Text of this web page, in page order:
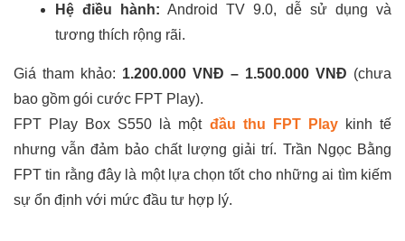
Hệ điều hành: Android TV 9.0, dễ sử dụng và
tương thích rộng rãi.
Giá tham khảo: 1.200.000 VNĐ – 1.500.000 VNĐ (chưa
bao gồm gói cước FPT Play).
FPT Play Box S550 là một đầu thu FPT Playkinh tế
nhưng vẫn đảm bảo chất lượng giải trí. Trần Ngọc Bằng
FPT tin rằng đây là một lựa chọn tốt cho những ai tìm kiếm
sự ổn định với mức đầu tư hợp lý.